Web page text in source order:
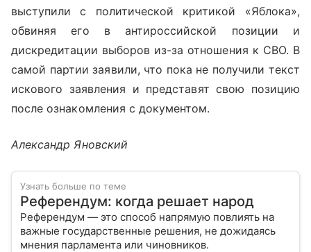
выступили с политической критикой «Яблока»,
обвиняя его в антироссийской позиции и
дискредитации выборов из-за отношения к СВО. В
самой партии заявили, что пока не получили текст
искового заявления и представят свою позицию
после ознакомления с документом.
Александр Яновский
Узнать больше по теме
Референдум: когда решает народ
Референдум — это способ напрямую повлиять на
важные государственные решения, не дожидаясь
мнения парламента или чиновников.